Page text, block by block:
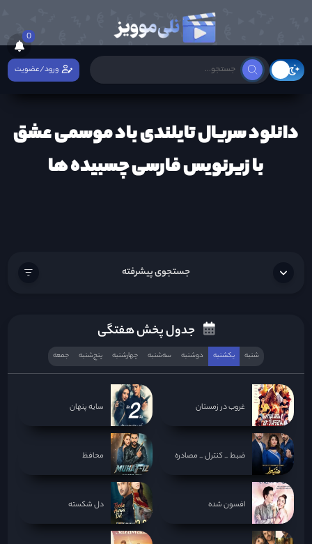
0
ورود/عضویت
دانلود سریال تایلندی باد موسمی عشق
با زیرنویس فارسی چسبیده ها
جستجوی پیشرفته
جدول پخش هفتگی
شنبه یکشنبه دوشنبه سه‌‌شنبه چهارشنبه پنج‌شنبه جمعه
غروب در زمستان سایه پنهان
ضبط _ کنترل _ مصادره محافظ
افسون شده دل شکسته